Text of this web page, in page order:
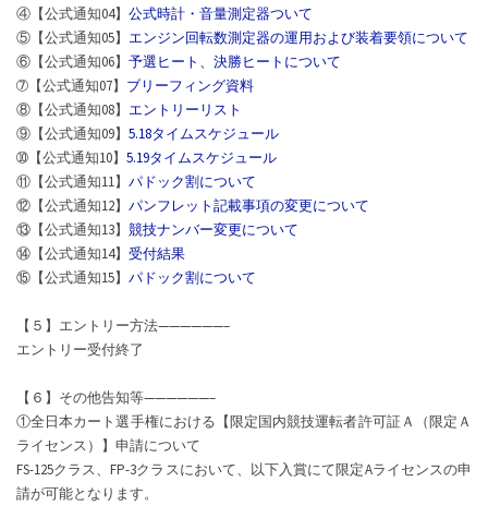
④【公式通知04】 公式時計・音量測定器ついて
⑤【公式通知05】 エンジン回転数測定器の運用および装着要領について
⑥【公式通知06】 予選ヒート、決勝ヒートについて
➆【公式通知07】 ブリーフィング資料
⑧【公式通知08】 エントリーリスト
⑨【公式通知09】 5.18タイムスケジュール
➉【公式通知10】 5.19タイムスケジュール
⑪【公式通知11】 パドック割について
⑫【公式通知12】 パンフレット記載事項の変更について
⑬【公式通知13】 競技ナンバー変更について
⑭【公式通知14】 受付結果
⑮【公式通知15】 パドック割について
【５】エントリー方法——————–
エントリー受付終了
【６】その他告知等——————–
①全日本カート選手権における【限定国内競技運転者許可証Ａ（限定Ａ
ライセンス）】申請について
FS-125クラス、FP-3クラスにおいて、以下入賞にて限定Aライセンスの申
請が可能となります。